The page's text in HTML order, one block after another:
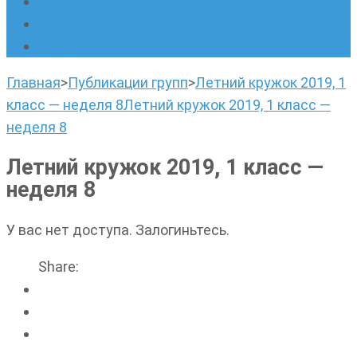
Главная>Публикации групп>Летний кружок 2019, 1
класс — неделя 8Летний кружок 2019, 1 класс —
неделя 8
Летний кружок 2019, 1 класс —
неделя 8
У вас нет доступа. Залогиньтесь.
Share: